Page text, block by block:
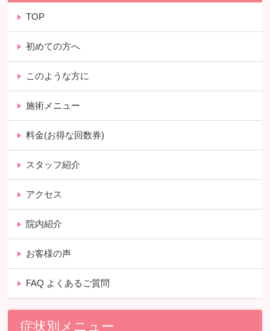
TOP
初めての方へ
このような方に
施術メニュー
料金(お得な回数券)
スタッフ紹介
アクセス
院内紹介
お客様の声
FAQ よくあるご質問
症状別メニュー